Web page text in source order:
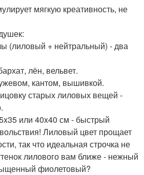
мягкую креативность, не
(лиловый + нейтральный) - два
лён, вельвет.
кантом, вышивкой.
старых лиловых вещей -
или 40x40 см - быстрый
Лиловый цвет прощает
так что идеальная строчка не
лилового вам ближе - нежный
фиолетовый?